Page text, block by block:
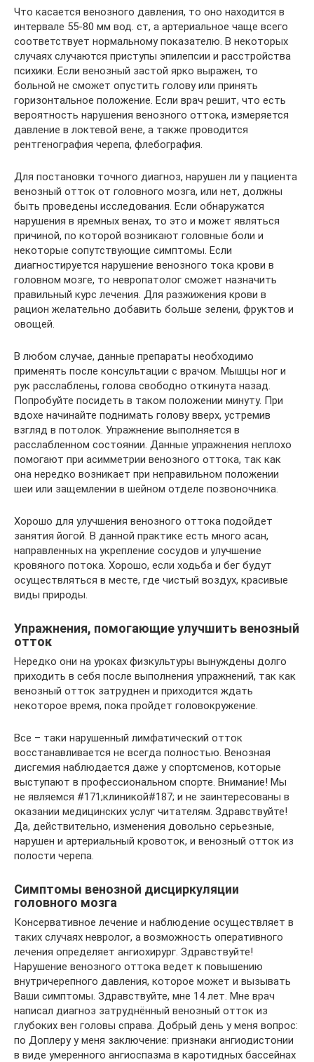
Что касается венозного давления, то оно находится в
интервале 55-80 мм вод. ст, а артериальное чаще всего
соответствует нормальному показателю. В некоторых
случаях случаются приступы эпилепсии и расстройства
психики. Если венозный застой ярко выражен, то
больной не сможет опустить голову или принять
горизонтальное положение. Если врач решит, что есть
вероятность нарушения венозного оттока, измеряется
давление в локтевой вене, а также проводится
рентгенография черепа, флебография.
Для постановки точного диагноз, нарушен ли у пациента
венозный отток от головного мозга, или нет, должны
быть проведены исследования. Если обнаружатся
нарушения в яремных венах, то это и может являться
причиной, по которой возникают головные боли и
некоторые сопутствующие симптомы. Если
диагностируется нарушение венозного тока крови в
головном мозге, то невропатолог сможет назначить
правильный курс лечения. Для разжижения крови в
рацион желательно добавить больше зелени, фруктов и
овощей.
В любом случае, данные препараты необходимо
применять после консультации с врачом. Мышцы ног и
рук расслаблены, голова свободно откинута назад.
Попробуйте посидеть в таком положении минуту. При
вдохе начинайте поднимать голову вверх, устремив
взгляд в потолок. Упражнение выполняется в
расслабленном состоянии. Данные упражнения неплохо
помогают при асимметрии венозного оттока, так как
она нередко возникает при неправильном положении
шеи или защемлении в шейном отделе позвоночника.
Хорошо для улучшения венозного оттока подойдет
занятия йогой. В данной практике есть много асан,
направленных на укрепление сосудов и улучшение
кровяного потока. Хорошо, если ходьба и бег будут
осуществляться в месте, где чистый воздух, красивые
виды природы.
Упражнения, помогающие улучшить венозный
отток
Нередко они на уроках физкультуры вынуждены долго
приходить в себя после выполнения упражнений, так как
венозный отток затруднен и приходится ждать
некоторое время, пока пройдет головокружение.
Все – таки нарушенный лимфатический отток
восстанавливается не всегда полностью. Венозная
дисгемия наблюдается даже у спортсменов, которые
выступают в профессиональном спорте. Внимание! Мы
не являемся #171;клиникой#187; и не заинтересованы в
оказании медицинских услуг читателям. Здравствуйте!
Да, действительно, изменения довольно серьезные,
нарушен и артериальный кровоток, и венозный отток из
полости черепа.
Симптомы венозной дисциркуляции
головного мозга
Консервативное лечение и наблюдение осуществляет в
таких случаях невролог, а возможность оперативного
лечения определяет ангиохирург. Здравствуйте!
Нарушение венозного оттока ведет к повышению
внутричерепного давления, которое может и вызывать
Ваши симптомы. Здравствуйте, мне 14 лет. Мне врач
написал диагноз затруднённый венозный отток из
глубоких вен головы справа. Добрый день у меня вопрос:
по Доплеру у меня заключение: признаки ангиодистонии
в виде умеренного ангиоспазма в каротидных бассейнах